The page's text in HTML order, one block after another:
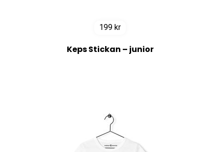
199 kr
Keps Stickan – junior